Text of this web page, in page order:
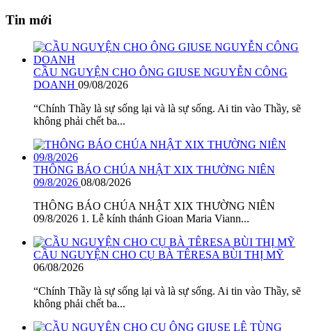
Tin mới
CẦU NGUYỆN CHO ÔNG GIUSE NGUYỄN CÔNG
DOANH 09/08/2026
“Chính Thầy là sự sống lại và là sự sống. Ai tin vào Thầy, sẽ
không phải chết ba...
THÔNG BÁO CHÚA NHẬT XIX THƯỜNG NIÊN
09/8/2026 08/08/2026
THÔNG BÁO CHÚA NHẬT XIX THƯỜNG NIÊN
09/8/2026 1. Lễ kính thánh Gioan Maria Viann...
CẦU NGUYỆN CHO CỤ BÀ TÊRESA BÙI THỊ MỸ
06/08/2026
“Chính Thầy là sự sống lại và là sự sống. Ai tin vào Thầy, sẽ
không phải chết ba...